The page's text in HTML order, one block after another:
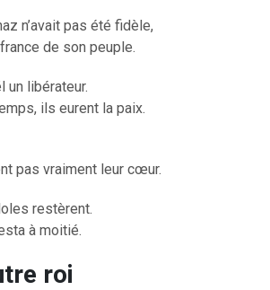
n’avait pas été fidèle,
de son peuple.
un libérateur.
ils eurent la paix.
pas vraiment leur cœur.
restèrent.
à moitié.
roi